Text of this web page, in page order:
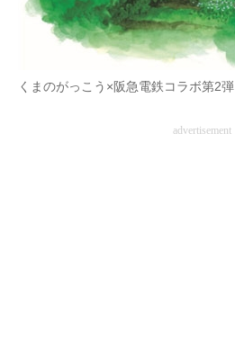
IT製品の技術・比較・事例
製造業のIT導入・活用を支援
モノづくり技術者専門サイト
エレクトロニクス専門サイト
くまのがっこう×阪急電鉄コラボ第2弾
advertisement